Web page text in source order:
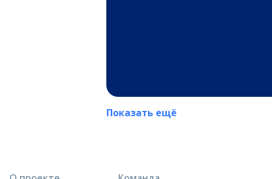
Показать ещё